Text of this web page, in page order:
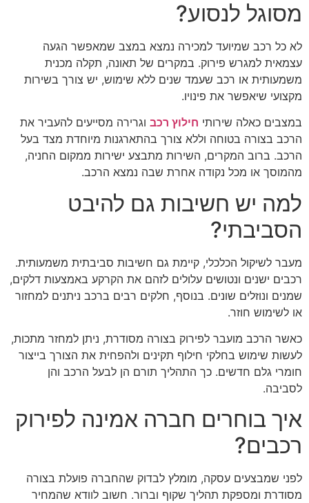
מסוגל לנסוע?
לא כל רכב שמיועד למכירה נמצא במצב שמאפשר הגעה
עצמאית למגרש פירוק. במקרים של תאונה, תקלה מכנית
משמעותית או רכב שעמד שנים ללא שימוש, יש צורך בשירות
מקצועי שיאפשר את פינויו.
במצבים כאלה שירותי חילוץ רכב וגרירה מסייעים להעביר את
הרכב בצורה בטוחה וללא צורך בהתארגנות מיוחדת מצד בעל
הרכב. ברוב המקרים, השירות מתבצע ישירות ממקום החניה,
מהמוסך או מכל נקודה אחרת שבה נמצא הרכב.
למה יש חשיבות גם להיבט
הסביבתי?
מעבר לשיקול הכלכלי, קיימת גם חשיבות סביבתית משמעותית.
רכבים ישנים ונטושים עלולים לזהם את הקרקע באמצעות דלקים,
שמנים ונוזלים שונים. בנוסף, חלקים רבים ברכב ניתנים למחזור
או לשימוש חוזר.
כאשר הרכב מועבר לפירוק בצורה מסודרת, ניתן למחזר מתכות,
לעשות שימוש בחלקי חילוף תקינים ולהפחית את הצורך בייצור
חומרי גלם חדשים. כך התהליך תורם הן לבעל הרכב והן
לסביבה.
איך בוחרים חברה אמינה לפירוק
רכבים?
לפני שמבצעים עסקה, מומלץ לבדוק שהחברה פועלת בצורה
מסודרת ומספקת תהליך שקוף וברור. חשוב לוודא שהמחיר